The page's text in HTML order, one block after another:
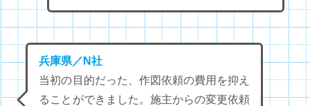
兵庫県／N社
当初の目的だった、作図依頼の費用を抑え
ることができました。施主からの変更依頼